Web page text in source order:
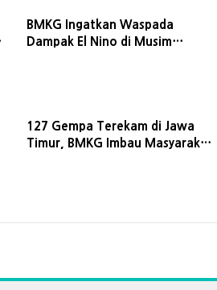
BMKG Ingatkan Waspada
Dampak El Nino di Musim
127 Gempa Terekam di Jawa
Timur, BMKG Imbau Masyarakat